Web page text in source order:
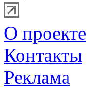
О проекте
Контакты
Реклама